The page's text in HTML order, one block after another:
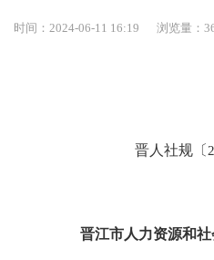
时间：2024-06-11 16:19 浏览量：
晋 人社规 〔
晋江市人力资源和